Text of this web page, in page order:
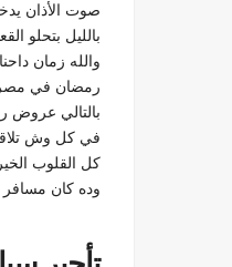
صوت الأذان
بالليل بتحلو
والله زمان
رمضان في مصر
بالتالي عروض رمضان في
في كل وش
كل القلوب
وده كان مسافر